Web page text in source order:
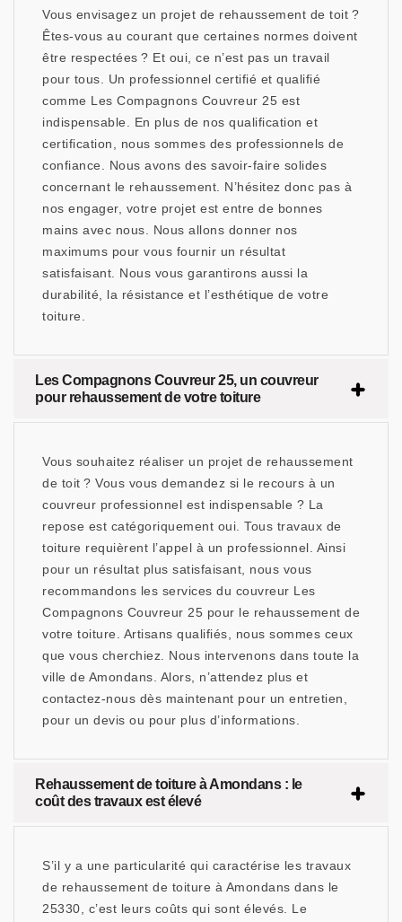
Vous envisagez un projet de rehaussement de toit ?
Êtes-vous au courant que certaines normes doivent
être respectées ? Et oui, ce n’est pas un travail
pour tous. Un professionnel certifié et qualifié
comme Les Compagnons Couvreur 25 est
indispensable. En plus de nos qualification et
certification, nous sommes des professionnels de
confiance. Nous avons des savoir-faire solides
concernant le rehaussement. N’hésitez donc pas à
nos engager, votre projet est entre de bonnes
mains avec nous. Nous allons donner nos
maximums pour vous fournir un résultat
satisfaisant. Nous vous garantirons aussi la
durabilité, la résistance et l’esthétique de votre
toiture.
Les Compagnons Couvreur 25, un couvreur
pour rehaussement de votre toiture
Vous souhaitez réaliser un projet de rehaussement
de toit ? Vous vous demandez si le recours à un
couvreur professionnel est indispensable ? La
repose est catégoriquement oui. Tous travaux de
toiture requièrent l’appel à un professionnel. Ainsi
pour un résultat plus satisfaisant, nous vous
recommandons les services du couvreur Les
Compagnons Couvreur 25 pour le rehaussement de
votre toiture. Artisans qualifiés, nous sommes ceux
que vous cherchiez. Nous intervenons dans toute la
ville de Amondans. Alors, n’attendez plus et
contactez-nous dès maintenant pour un entretien,
pour un devis ou pour plus d’informations.
Rehaussement de toiture à Amondans : le
coût des travaux est élevé
S’il y a une particularité qui caractérise les travaux
de rehaussement de toiture à Amondans dans le
25330, c’est leurs coûts qui sont élevés. Le